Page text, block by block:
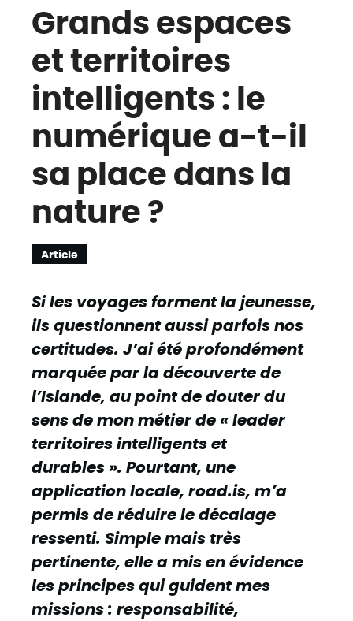
Grands espaces
et territoires
intelligents : le
numérique a-t-il
sa place dans la
nature ?
Article
Si les voyages forment la jeunesse,
ils questionnent aussi parfois nos
certitudes. J’ai été profondément
marquée par la découverte de
l’Islande, au point de douter du
sens de mon métier de « leader
territoires intelligents et
durables ». Pourtant, une
application locale, road.is, m’a
permis de réduire le décalage
ressenti. Simple mais très
pertinente, elle a mis en évidence
les principes qui guident mes
missions : responsabilité,